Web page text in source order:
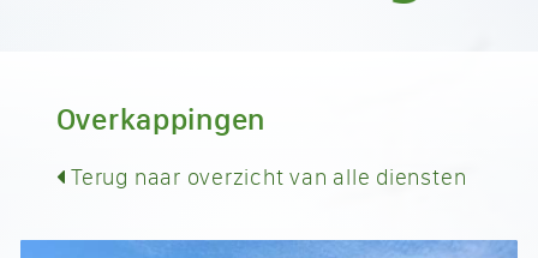
Overkappingen
Terug naar overzicht van alle diensten